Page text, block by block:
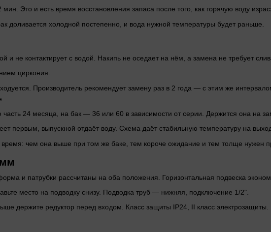
Это и есть время восстановления запаса после того, как горячую воду
доливается холодной постепенно, и вода нужной температуры будет раньше.
и не контактирует с водой. Накипь не оседает на нём, а замена не требует
циркония.
Производитель рекомендует замену раз в 2 года — с этим же
24 месяца, на бак — 36 или 60 в зависимости от серии. Держится она на
первым, выпускной отдаёт воду. Схема даёт стабильную температуру на
чем она выше при том же баке, тем короче ожидание и тем толще нужен
и патрубки рассчитаны на оба положения. Горизонтальная подвеска
место на подводку снизу. Подводка труб — нижняя, подключение 1/2".
держите редуктор перед входом. Класс защиты IP24, II класс электрозащиты.